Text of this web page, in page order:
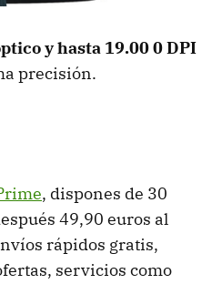
y hasta 19.00 0 DPI
precisión.
, dispones de 30
49,90 euros al
rápidos gratis,
servicios como